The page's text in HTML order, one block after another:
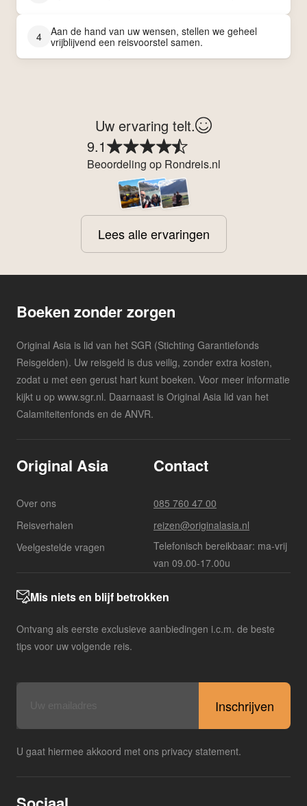
4
Aan de hand van uw wensen, stellen we geheel
vrijblijvend een reisvoorstel samen.
Uw ervaring telt.
9.1
Beoordeling op Rondreis.nl
Lees alle ervaringen
Boeken zonder zorgen
Original Asia is lid van het SGR (Stichting Garantiefonds
Reisgelden). Uw reisgeld is dus veilig, zonder extra kosten,
zodat u met een gerust hart kunt boeken. Voor meer informatie
kijkt u op www.sgr.nl. Daarnaast is Original Asia lid van het
Calamiteitenfonds en de ANVR.
Original Asia
Over ons
Reisverhalen
Veelgestelde vragen
Contact
085 760 47 00
reizen@originalasia.nl
Telefonisch bereikbaar: ma-vrij
van 09.00-17.00u
Mis niets en blijf betrokken
Ontvang als eerste exclusieve aanbiedingen i.c.m. de beste
tips voor uw volgende reis.
U gaat hiermee akkoord met ons privacy statement.